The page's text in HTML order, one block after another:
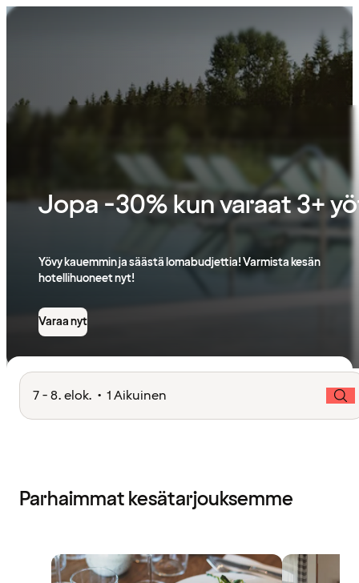
Varaa
parhaaseen
hintaan
Jopa -30% kun varaat 3+
Yövy kauemmin ja säästä lomabudjettia! Varmista kesän
hotellihuoneet nyt!
Varaa nyt
7 - 8. elok. • 1 Aikuinen
Parhaimmat kesätarjouksemme